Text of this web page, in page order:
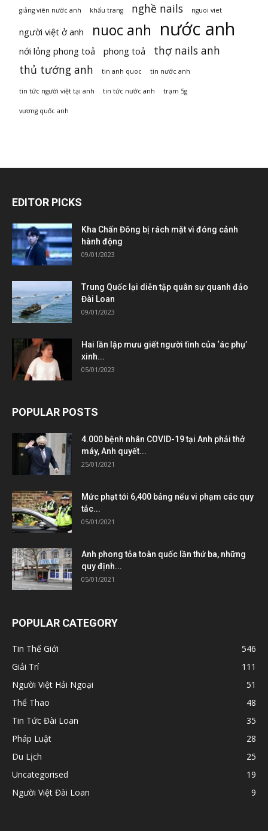
giảng viên nước anh khẩu trang nghề nails nguoi viet
người việt ở anh nuoc anh nước anh
nới lỏng phong toả phong toả
thợ nails anh
thủ tướng anh
tin anh quoc tin nước anh
tin tức người việt tại anh tin tức nước anh trạm 5g
vương quốc anh
EDITOR PICKS
Kha Chấn Đông bị rách mặt vì đóng cảnh
hành động
09/01/2023
Trung Quốc lại diễn tập quân sự quanh đảo
Đài Loan
09/01/2023
Hai lần lập mưu giết người tình của ‘ác phụ’
xinh...
05/01/2023
POPULAR POSTS
4.000 bệnh nhân COVID-19 tại Anh phải thở
máy, Anh quyết...
25/01/2021
Mức phạt tới 6,400 bảng nếu vi phạm các quy
tắc...
05/01/2021
Anh phong tỏa toàn quốc lần thứ ba, những
quy định...
05/01/2021
POPULAR CATEGORY
Tin Thế Giới
546
Giải Trí
111
Người Việt Hải Ngoại
51
Thể Thao
48
Tin Tức Đài Loan
35
Pháp Luật
28
Du Lịch
25
Uncategorised
19
Người Việt Đài Loan
9